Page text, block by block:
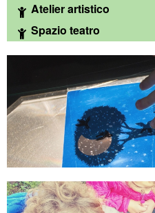
Atelier artistico
Spazio teatro